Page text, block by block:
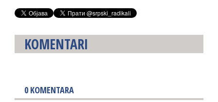
KOMENTARI
0 KOMENTARA